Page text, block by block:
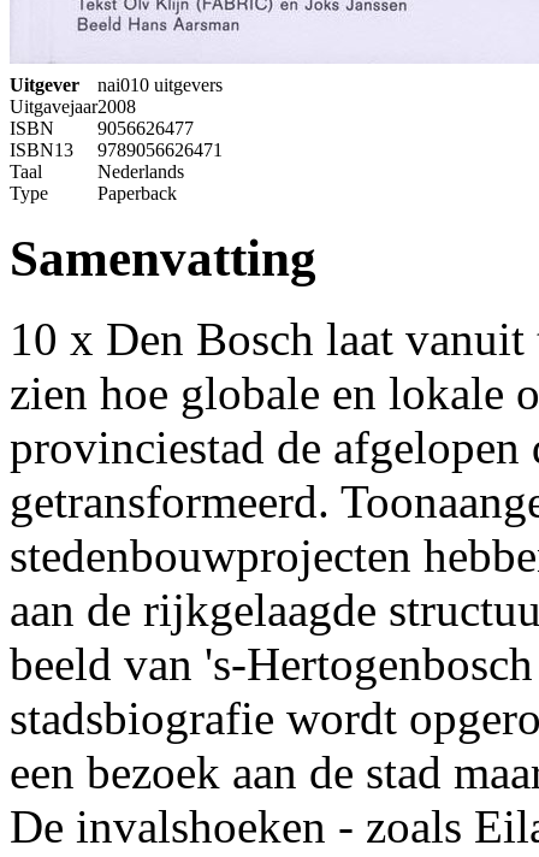
Uitgever
nai010 uitgevers
Uitgavejaar2008
ISBN
9056626477
ISBN13
9789056626471
Taal
Nederlands
Type
Paperback
Samenvatting
10 x Den Bosch laat
zien hoe globale en lokale
provinciestad de afgelopen
getransformeerd.
stedenbouwprojecten
aan de rijkgelaagde
beeld van 's-
stadsbiografie wordt
een bezoek aan de stad
De invalshoeken - zoals